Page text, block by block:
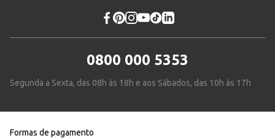
0800 000 5353
Segunda a Sexta, das 08h às 18h e aos Sábados, das 10h às 17h
Formas de pagamento